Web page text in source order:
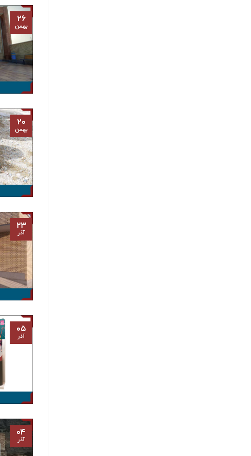
۲۶
بهمن
۲۰
بهمن
۲۳
آذر
۰۵
آذر
۰۴
آذر